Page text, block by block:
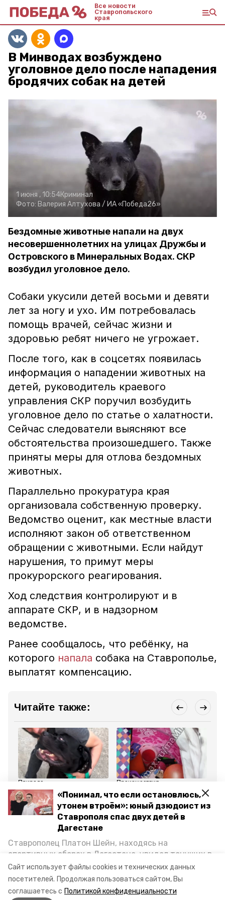
Сайт использует файлы cookies и технических данных
посетителей. Продолжая пользоваться сайтом, Вы
соглашаетесь с Политикой конфиденциальности
«Понимал, что если остановлюсь,
утонем втроём»: юный дзюдоист из
Ставрополя спас двух детей в
Дагестане
Ставрополец Платон Шейн, находясь на
спортивных сборах в Дегестане, увидел тонущих в
Каспийском море детей и бросился на помощь. По
возвращении домой, отважного мальчика
пригласили в министерство образования края и
Все новости
Ставропольского
края
В Минводах возбуждено
уголовное дело после нападения
бродячих собак на детей
1 июня , 10:54Криминал
Фото: Валерия Алтухова / ИА «Победа26»
Бездомные животные напали на двух
несовершеннолетних на улицах Дружбы и
Островского в Минеральных Водах. СКР
возбудил уголовное дело.
Собаки укусили детей восьми и девяти
лет за ногу и ухо. Им потребовалась
помощь врачей, сейчас жизни и
здоровью ребят ничего не угрожает.
После того, как в соцсетях появилась
информация о нападении животных на
детей, руководитель краевого
управления СКР поручил возбудить
уголовное дело по статье о халатности.
Сейчас следователи выясняют все
обстоятельства произошедшего. Также
приняты меры для отлова бездомных
животных.
Параллельно прокуратура края
организовала собственную проверку.
Ведомство оценит, как местные власти
исполняют закон об ответственном
обращении с животными. Если найдут
нарушения, то примут меры
прокурорского реагирования.
Ход следствия контролируют и в
аппарате СКР, и в надзорном
ведомстве.
Ранее сообщалось, что ребёнку, на
которого напала собака на Ставрополье,
выплатят компенсацию.
Читайте также:
Природа
20 мая , 21:32
Пятигорские волонтёры
спасли от усыпления
собаку из Владикавказа
Происшествия
24 мая , 19:47
Кинологи осмотрели
подозрительный мешок
с игрушками в
Невинномысске
Все новости
бездомные собаки пострадали дети